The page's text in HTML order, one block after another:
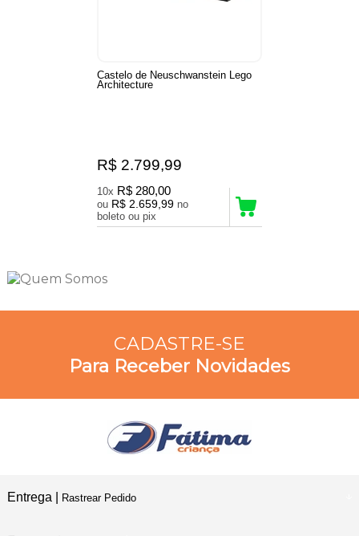
Castelo de Neuschwanstein Lego
Architecture
R$ 2.799,99
10x R$ 280,00
ou R$ 2.659,99 no
boleto ou pix
CADASTRE-SE
Para Receber Novidades
Entrega | Rastrear Pedido